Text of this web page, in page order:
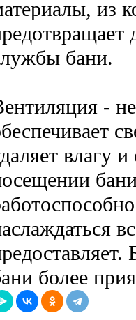
из
бани.
-
влагу
более